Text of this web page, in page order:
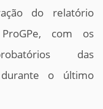
do relatório
com os
das
durante o último